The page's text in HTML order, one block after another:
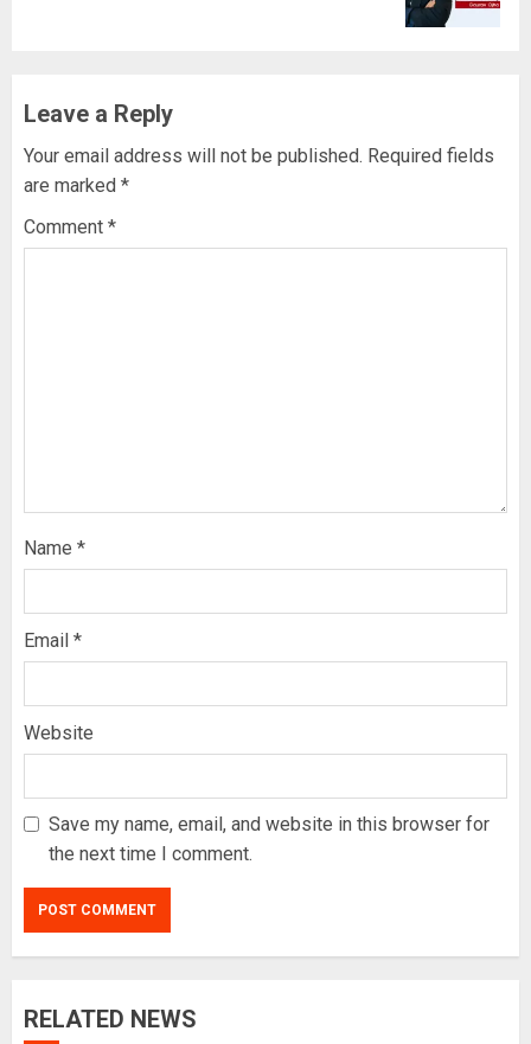
Leave a Reply
Your email address will not be published. Required fields
are marked *
Comment *
Name *
Email *
Website
Save my name, email, and website in this browser for
the next time I comment.
RELATED NEWS